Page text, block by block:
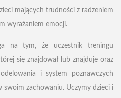
mających trudności z radzeniem
wyrażaniem emocji.
na tym, że uczestnik treningu
się znajdował lub znajduje oraz
i system poznawczych
zachowaniu. Uczymy dzieci i